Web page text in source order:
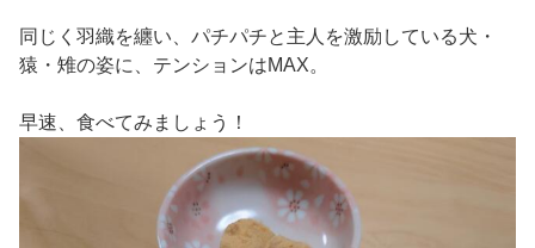
同じく羽織を纏い、パチパチと主人を激励している犬・
猿・雉の姿に、テンションはMAX。
早速、食べてみましょう！